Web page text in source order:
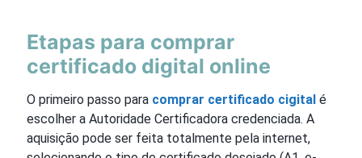
Etapas para comprar
certificado digital online
O primeiro passo para comprar certificado cigital é
escolher a Autoridade Certificadora credenciada. A
aquisição pode ser feita totalmente pela internet,